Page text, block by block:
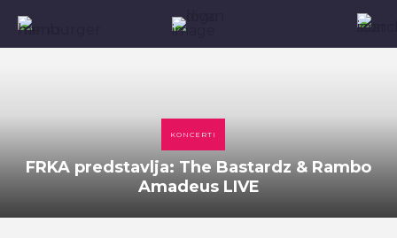
KONCERTI
FRKA predstavlja: The Bastardz & Rambo
Amadeus LIVE